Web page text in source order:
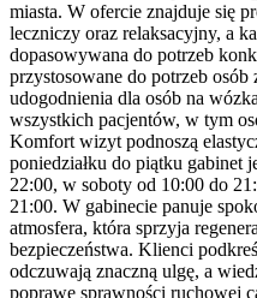
miasta. W ofercie znajduje się
leczniczy oraz relaksacyjny, a
dopasowywana do potrzeb
przystosowane do potrzeb osób
udogodnienia dla osób na
wszystkich pacjentów, w tym
Komfort wizyt podnoszą
poniedziałku do piątku gabinet
22:00, w soboty od 10:00 do
21:00. W gabinecie panuje
atmosfera, która sprzyja
bezpieczeństwa. Klienci
odczuwają znaczną ulgę, a
poprawę sprawności ruchowej